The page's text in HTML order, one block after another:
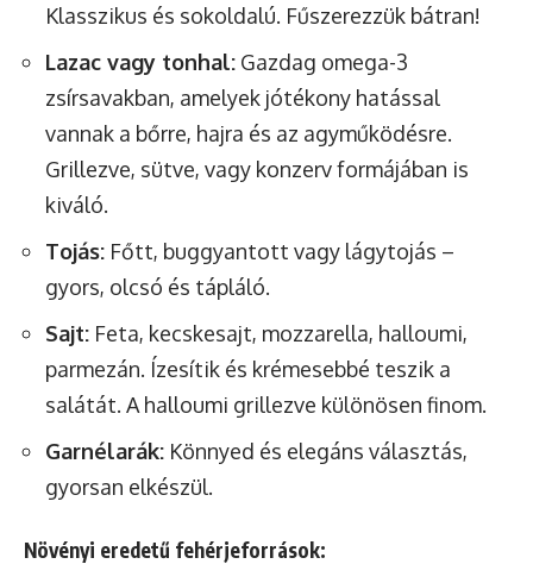
Klasszikus és sokoldalú. Fűszerezzük bátran!
Lazac vagy tonhal: Gazdag omega-3
zsírsavakban, amelyek jótékony hatással
vannak a bőrre, hajra és az agyműködésre.
Grillezve, sütve, vagy konzerv formájában is
kiváló.
Tojás: Főtt, buggyantott vagy lágytojás –
gyors, olcsó és tápláló.
Sajt: Feta, kecskesajt, mozzarella, halloumi,
parmezán. Ízesítik és krémesebbé teszik a
salátát. A halloumi grillezve különösen finom.
Garnélarák: Könnyed és elegáns választás,
gyorsan elkészül.
Növényi eredetű fehérjeforrások: